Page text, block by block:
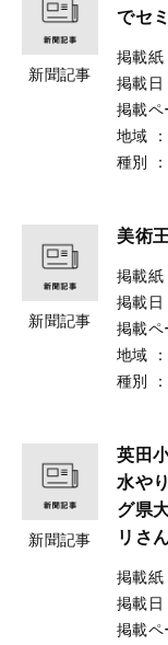
新聞記事
でセ
掲載紙
掲載日
掲載ペ
地域
：
種別
：
新聞記事
美術
掲載紙
掲載日
掲載ペ
地域
：
種別
：
新聞記事
英田
水や
グ県
リさ
掲載紙
掲載日
掲載ペ